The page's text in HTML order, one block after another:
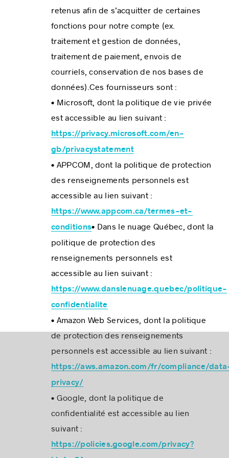
retenus afin de s’acquitter de certaines
fonctions pour notre compte (ex.
traitement et gestion de données,
traitement de paiement, envois de
courriels, conservation de nos bases de
données).Ces fournisseurs sont :
• Microsoft, dont la politique de vie privée
est accessible au lien suivant :
https://privacy.microsoft.com/en-
gb/privacystatement
• APPCOM, dont la politique de protection
des renseignements personnels est
accessible au lien suivant :
https://www.appcom.ca/termes-et-
conditions• Dans le nuage Québec, dont la
politique de protection des
renseignements personnels est
accessible au lien suivant :
https://www.danslenuage.quebec/politique-
confidentialite
• Amazon Web Services, dont la politique
de protection des renseignements
personnels est accessible au lien suivant :
https://aws.amazon.com/fr/compliance/
privacy/
• Google, dont la politique de
confidentialité est accessible au lien
suivant :
https://policies.google.com/privacy?